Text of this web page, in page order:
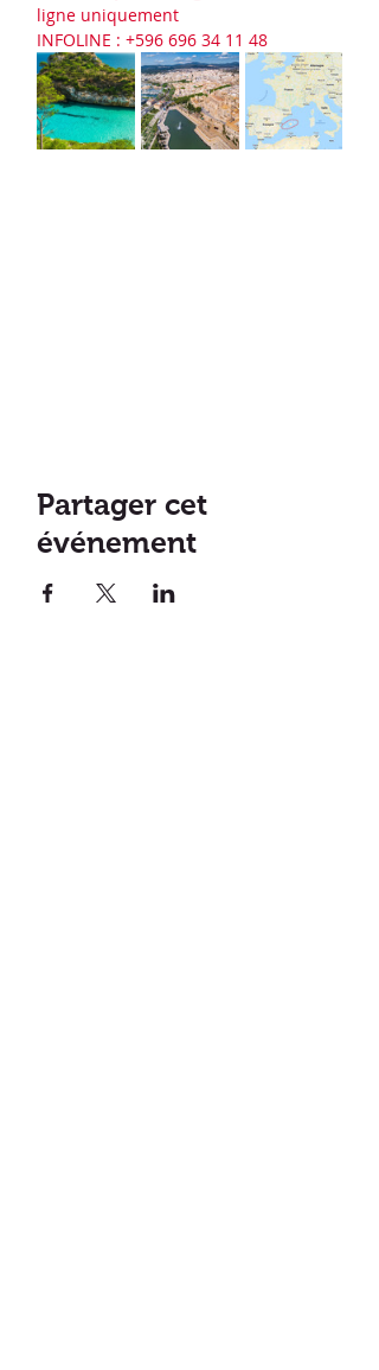
ligne uniquement
INFOLINE : +596 696 34 11 48
Partager cet
événement